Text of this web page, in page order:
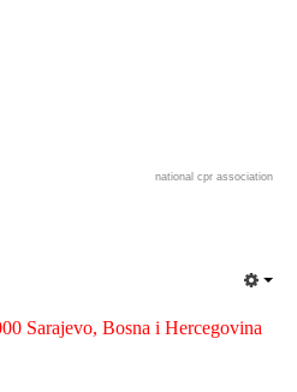
national cpr association
Sarajevo, Bosna i Hercegovina